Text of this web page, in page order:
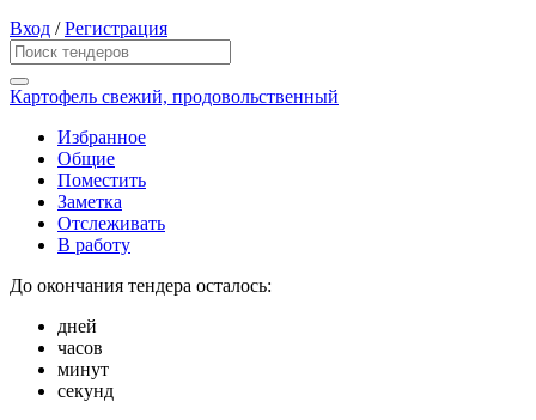
Вход /Регистрация
Картофель свежий, продовольственный
Избранное
Общие
Поместить
Заметка
Отслеживать
В работу
До окончания тендера осталось:
дней
часов
минут
секунд